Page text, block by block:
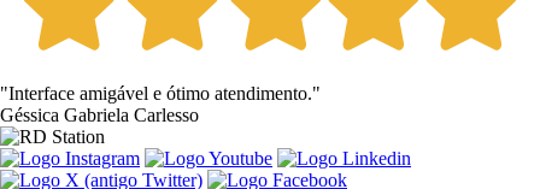
"Interface amigável e ótimo atendimento."
Géssica Gabriela Carlesso